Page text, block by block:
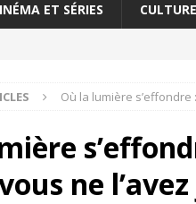
ET SÉRIES CULTURE
Où la lumière s’effondre
ne